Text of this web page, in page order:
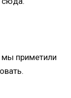
мы приметили